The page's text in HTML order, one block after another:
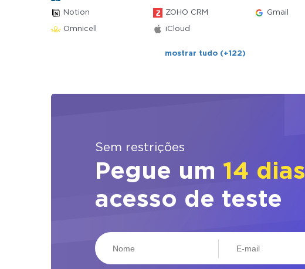
Notion ZOHO CRM Gmail
Omnicell iCloud
mostrar tudo (+122)
Sem restrições
Pegue um 14 dias
acesso de teste